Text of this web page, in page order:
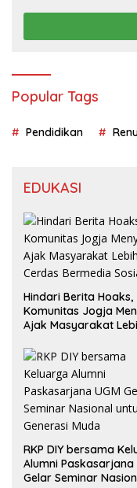
Popular Tags
Pendidikan
EDUKASI
Hindari Berita Hoaks,
Komunitas Jogja
Ajak Masyarakat
RKP DIY bersama
Alumni Paskasarjana
Gelar Seminar